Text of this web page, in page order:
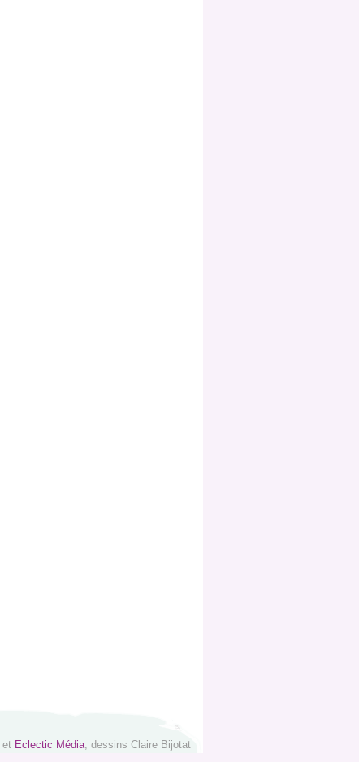
et Eclectic Média , dessins Claire Bijotat